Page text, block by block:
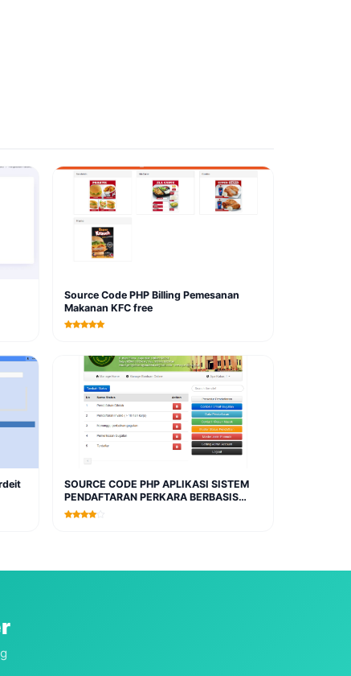
Source Code PHP Billing Pemesanan
Makanan KFC free
SOURCE CODE PHP APLIKASI SISTEM
PENDAFTARAN PERKARA BERBASIS
WEB